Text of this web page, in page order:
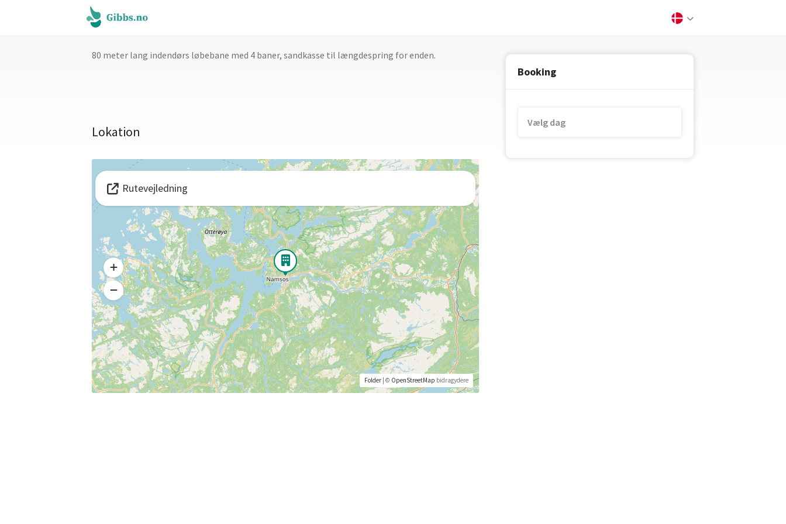
Booking
80 meter lang indendørs løbebane med 4 baner, sandkasse til længdespring for enden.
Lokation
Folder| © OpenStreetMap bidragydere
Rutevejledning